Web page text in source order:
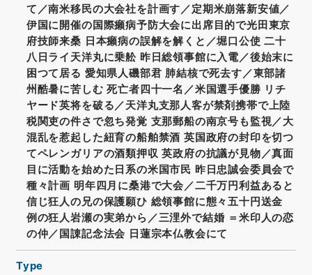
て／南米移民の大会社を計画す／定期米崩落新安値／
伊国に開催の国際癩病予防大会に出席目的で光田東京
府技師来桑 日本癩病の誤解を解くと／堀口公使 二十
八日ライ天洋丸に乗舩 昨日総領事館に入電／後始末に
困つて居る 愛知県人磯部君 肺結核で死去す／東部諸
州酷暑に苦しむ 死亡者四十一名／米国選手優勝 リチ
ヤード英将を破る／天洋丸支那人客が禁剤携帯で上陸
税関吏の件さで忽ち発覚 支那郵船の南京号も監視／大
混乱を惹起した紐育の船舶禁酒 英国政府の封印を切つ
てペレンガリアの酒類押収 英政府の抗議が見物／真面
目に活動を始めた日系の米国市民 昨日忠誠会委員会で
種々計画 明年四月に桑港で大会／二千万円利益あると
信じ狂人の兄の保護願ひ 総領事館に態々五十円送金
例の狂人岩瀬の実弟から／三浬外で結婚 ＝米印人の恋
の仲／国諌記念法会 日蓮宗本仏教会にて
Type